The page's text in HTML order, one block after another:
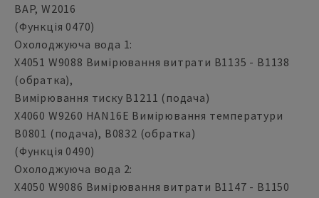
BAP, W2016
(Функція 0470)
Охолоджуюча вода 1:
X4051 W9088 Вимірювання витрати B1135 - B1138
(обратка),
Вимірювання тиску B1211 (подача)
X4060 W9260 HAN16E Вимірювання температури
B0801 (подача), B0832 (обратка)
(Функція 0490)
Охолоджуюча вода 2:
X4050 W9086 Вимірювання витрати B1147 - B1150